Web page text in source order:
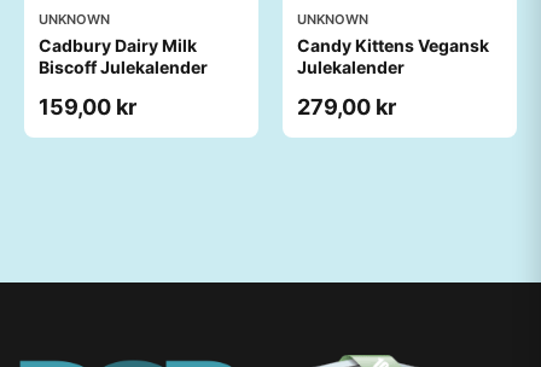
UNKNOWN
Cadbury Dairy Milk
Biscoff Julekalender
159,00 kr
UNKNOWN
Candy Kittens Vegansk
Julekalender
279,00 kr